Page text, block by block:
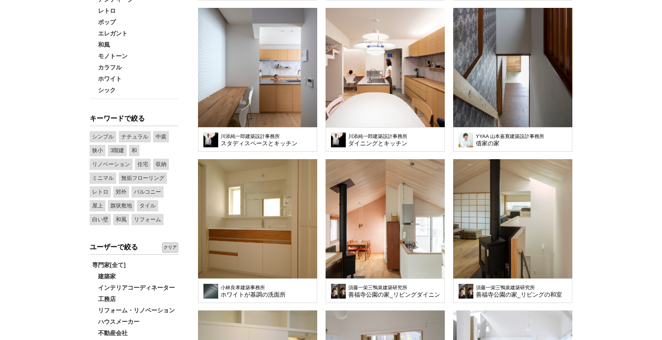
レトロ
ポップ
エレガント
和風
モノトーン
カラフル
ホワイト
シック
キーワードで絞る
シンプル ナチュラル 中庭
狭小 3階建 和
リノベーション 住宅 収納
ミニマル 無垢フローリング
レトロ 郊外 バルコニー
屋上 旗状敷地 タイル
白い壁 和風 リフォーム
ユーザーで絞る クリア
専門家[全て]
建築家
インテリアコーディネーター
工務店
リフォーム・リノベーション
ハウスメーカー
不動産会社
川添純一郎建築設計事務所
スタディスペースとキッチン
川添純一郎建築設計事務所
ダイニングとキッチン
YYAA 山本嘉寛建築設計事務所
借家の家
小林良孝建築事務所
ホワイトが基調の洗面所
須藤一栄三鴨泉建築研究所
善福寺公園の家_リビングダイニング
須藤一栄三鴨泉建築研究所
善福寺公園の家_リビングの和室